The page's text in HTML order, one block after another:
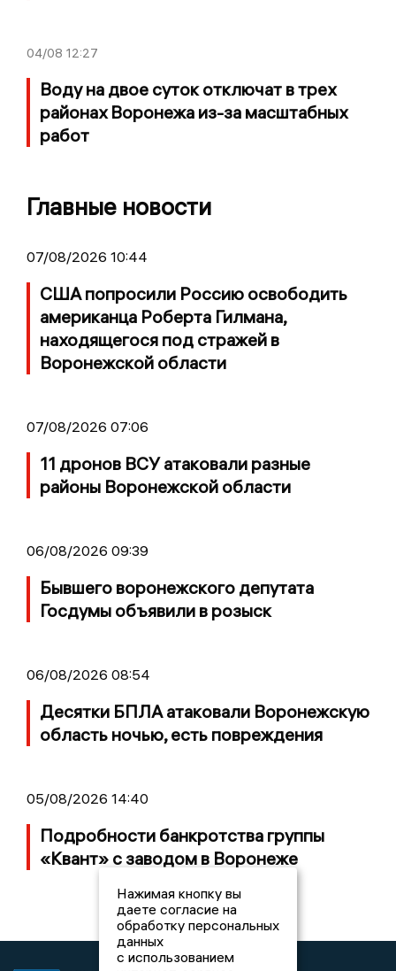
04/08 12:27
Воду на двое суток отключат в трех
районах Воронежа из-за масштабных
работ
Главные новости
07/08/2026 10:44
США попросили Россию освободить
американца Роберта Гилмана,
находящегося под стражей в
Воронежской области
07/08/2026 07:06
11 дронов ВСУ атаковали разные
районы Воронежской области
06/08/2026 09:39
Бывшего воронежского депутата
Госдумы объявили в розыск
06/08/2026 08:54
Десятки БПЛА атаковали Воронежскую
область ночью, есть повреждения
05/08/2026 14:40
Подробности банкротства группы
«Квант» с заводом в Воронеже
Нажимая кнопку вы
даете согласие на
обработку персональных
данных
с использованием